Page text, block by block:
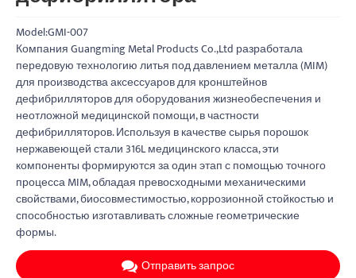
Model:GMI-007
Компания Guangming Metal Products Co.,Ltd разработала
передовую технологию литья под давлением металла (MIM)
для производства аксессуаров для кронштейнов
дефибрилляторов для оборудования жизнеобеспечения и
неотложной медицинской помощи, в частности
дефибрилляторов. Используя в качестве сырья порошок
нержавеющей стали 316L медицинского класса, эти
компоненты формируются за один этап с помощью точного
процесса MIM, обладая превосходными механическими
свойствами, биосовместимостью, коррозионной стойкостью и
способностью изготавливать сложные геометрические
формы.
Отправить запрос